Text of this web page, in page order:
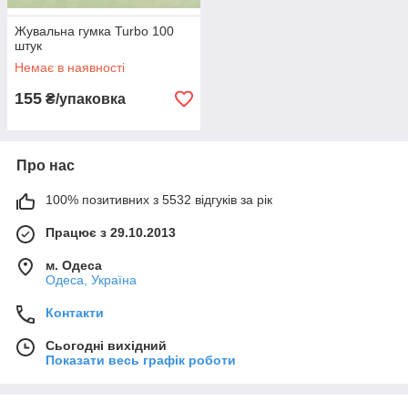
Жувальна гумка Turbo 100
штук
Немає в наявності
155 ₴/упаковка
Про нас
100% позитивних з 5532 відгуків за рік
Працює з 29.10.2013
м. Одеса
Одеса, Україна
Контакти
Сьогодні вихідний
Показати весь графік роботи